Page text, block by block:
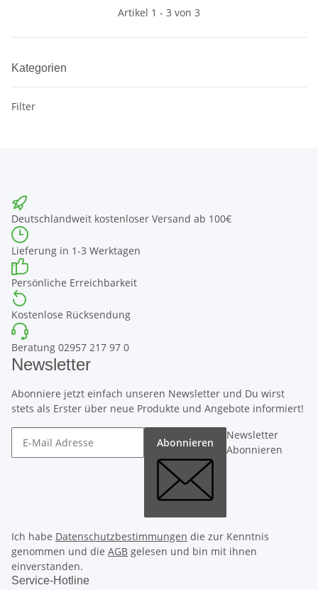
Artikel 1 - 3 von 3
Kategorien
Filter
Deutschlandweit kostenloser Versand ab 100€
Lieferung in 1-3 Werktagen
Persönliche Erreichbarkeit
Kostenlose Rücksendung
Beratung 02957 217 97 0
Newsletter
Abonniere jetzt einfach unseren Newsletter und Du wirst
stets als Erster über neue Produkte und Angebote informiert!
Abonnieren
Newsletter
Abonnieren
Ich habe Datenschutzbestimmungen die zur Kenntnis
genommen und die AGB gelesen und bin mit ihnen
einverstanden.
Service-Hotline